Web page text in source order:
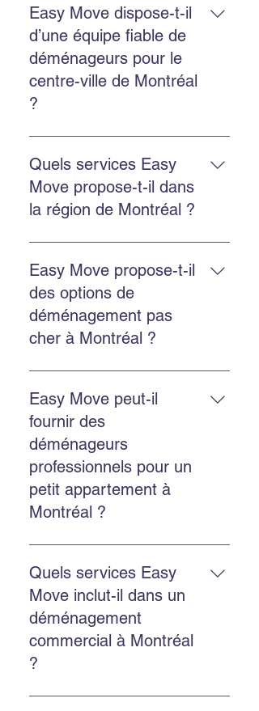
gratuits pour les déménagements
internationaux depuis Montréal, y
compris vers les États-Unis.
Easy Move dispose-t-il
d’une équipe fiable de
déménageurs pour le
centre-ville de Montréal
?
Oui. Easy Move dessert le centre-
ville de Montréal avec une équipe
ponctuelle, professionnelle et
Quels services Easy
Move propose-t-il dans
la région de Montréal ?
Easy Move propose le
déménagement résidentiel,
commercial, l’emballage
professionnel, l’entreposage
sécurisé et la location de bacs
écologiques GoBac.
Easy Move propose-t-il
des options de
déménagement pas
cher à Montréal ?
Easy Move propose des solutions
économiques et transparentes,
avec un bon rapport qualité-prix et
Easy Move peut-il
fournir des
déménageurs
professionnels pour un
petit appartement à
Montréal ?
Oui. Easy Move intervient aussi
bien pour les petits appartements
que pour les grands logements,
Quels services Easy
Move inclut-il dans un
déménagement
commercial à Montréal
?
Le déménagement commercial